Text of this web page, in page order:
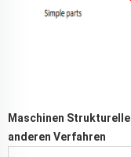
Maschinen
anderen Verfahren